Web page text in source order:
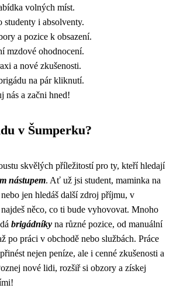
volných míst.
studenty i absolventy.
a pozice k obsazení.
mzdové ohodnocení.
a nové zkušenosti.
na pár kliknutí.
nás a začni hned!
v Šumperku?
skvělých příležitostí pro ty, kteří hledají
nástupem. Ať už jsi student, maminka na
jen hledáš další zdroj příjmu, v
něco, co ti bude vyhovovat. Mnoho
brigádníky na různé pozice, od manuální
po práci v obchodě nebo službách. Práce
nejen peníze, ale i cenné zkušenosti a
nové lidi, rozšiř si obzory a získej